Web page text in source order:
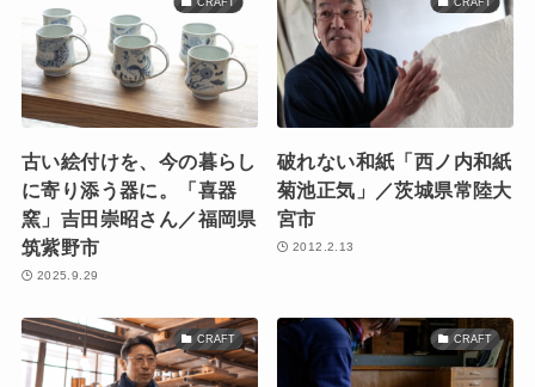
CRAFT
古い絵付けを、今の暮らし
に寄り添う器に。「喜器
窯」吉田崇昭さん／福岡県
筑紫野市
2025.9.29
CRAFT
破れない和紙「西ノ内和紙
菊池正気」／茨城県常陸大
宮市
2012.2.13
CRAFT CRAFT